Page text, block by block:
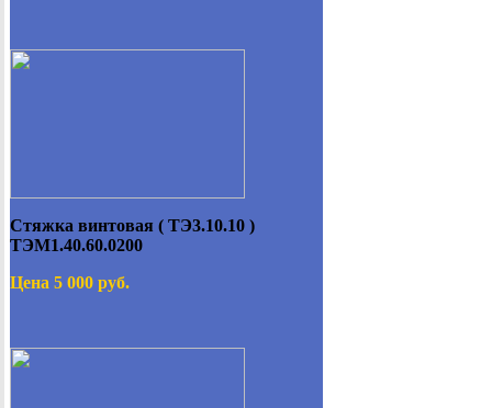
Стяжка винтовая ( ТЭ3.10.10 )
ТЭМ1.40.60.0200
Цена 5 000 руб.